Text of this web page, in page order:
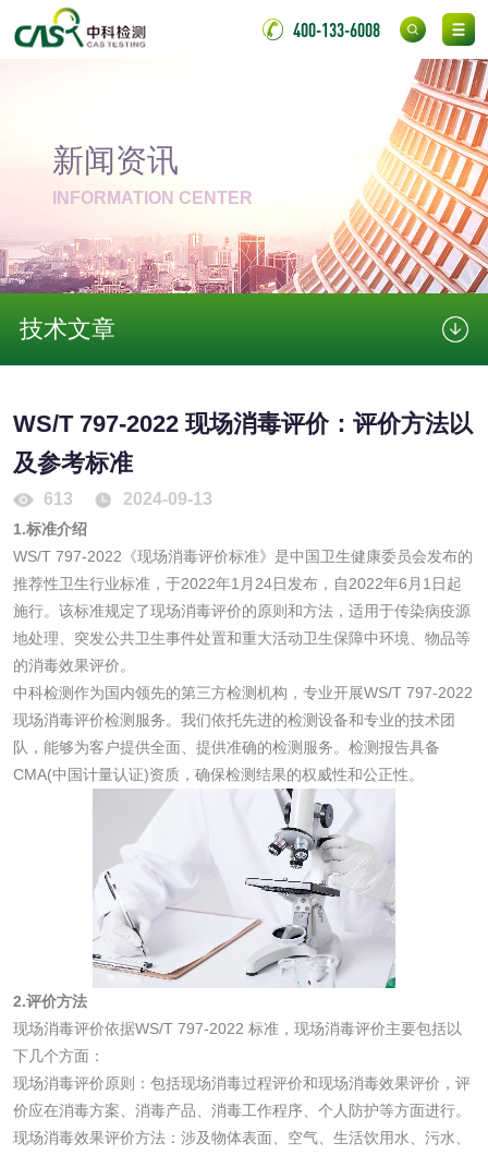
400-133-6008
新闻资讯
INFORMATION CENTER
技术文章
WS/T 797-2022 现场消毒评价：评价方法以
及参考标准
613 2024-09-13
1.标准介绍
WS/T 797-2022《现场消毒评价标准》是中国卫生健康委员会发布的
推荐性卫生行业标准，于2022年1月24日发布，自2022年6月1日起
施行。该标准规定了现场消毒评价的原则和方法，适用于传染病疫源
地处理、突发公共卫生事件处置和重大活动卫生保障中环境、物品等
的消毒效果评价。
中科检测作为国内领先的第三方检测机构，专业开展WS/T 797-2022
现场消毒评价检测服务。我们依托先进的检测设备和专业的技术团
队，能够为客户提供全面、提供准确的检测服务。检测报告具备
CMA(中国计量认证)资质，确保检测结果的权威性和公正性。
2.评价方法
现场消毒评价依据WS/T 797-2022 标准，现场消毒评价主要包括以
下几个方面：
现场消毒评价原则：包括现场消毒过程评价和现场消毒效果评价，评
价应在消毒方案、消毒产品、消毒工作程序、个人防护等方面进行。
现场消毒效果评价方法：涉及物体表面、空气、生活饮用水、污水、
伸缩警棍检测
镀膜抗菌玻璃检测
微生物检测
化妆品
化妆品毒理试验 化妆品毒理测试
化妆品眼刺激试验 化妆品皮肤刺激试
化妆品急性经口毒
性试验
化妆品皮肤变态反
应试验
皮肤光变态反应试
验
日化产品
花露水检测 蚊香液检测
清洗剂检测 日化产品毒理检测